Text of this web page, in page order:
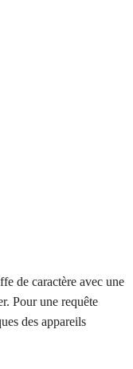
de caractère avec une
Pour une requête
des appareils